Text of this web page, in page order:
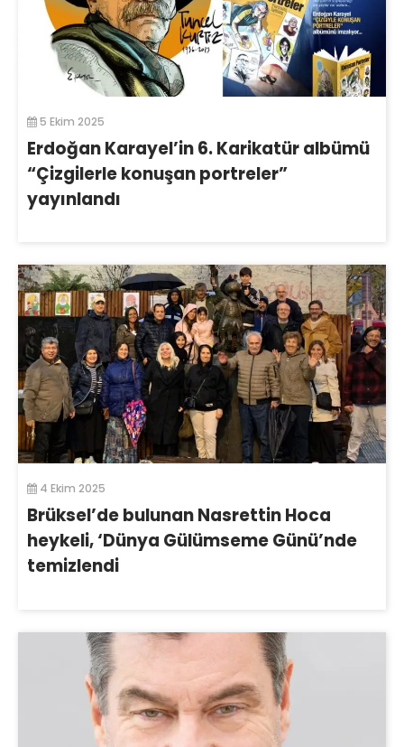
5 Ekim 2025
Erdoğan Karayel’in 6. Karikatür albümü
“Çizgilerle konuşan portreler”
yayınlandı
4 Ekim 2025
Brüksel’de bulunan Nasrettin Hoca
heykeli, ‘Dünya Gülümseme Günü’nde
temizlendi